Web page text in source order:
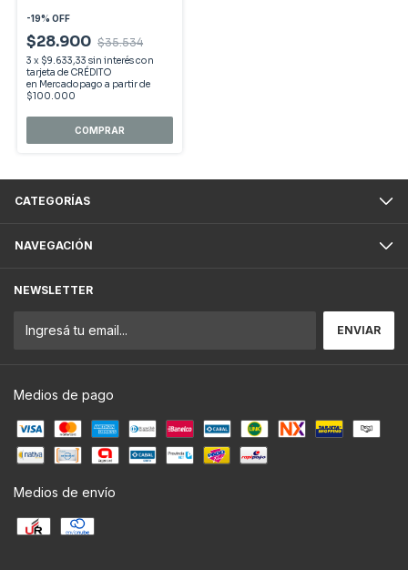
-19% OFF
$28.900 $35.534
3 x $9.633,33 sin interés
CATEGORÍAS
NAVEGACIÓN
NEWSLETTER
Medios de pago
Medios de envío